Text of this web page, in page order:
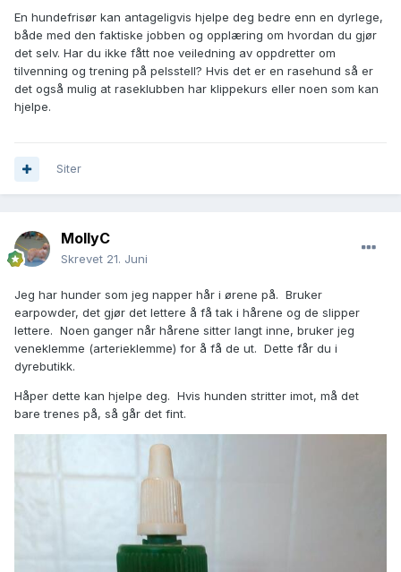
En hundefrisør kan antageligvis hjelpe deg bedre enn en dyrlege,
både med den faktiske jobben og opplæring om hvordan du gjør
det selv. Har du ikke fått noe veiledning av oppdretter om
tilvenning og trening på pelsstell? Hvis det er en rasehund så er
det også mulig at raseklubben har klippekurs eller noen som kan
hjelpe.
Siter
MollyC
Skrevet 21. Juni
Jeg har hunder som jeg napper hår i ørene på. Bruker
earpowder, det gjør det lettere å få tak i hårene og de slipper
lettere. Noen ganger når hårene sitter langt inne, bruker jeg
veneklemme (arterieklemme) for å få de ut. Dette får du i
dyrebutikk.
Håper dette kan hjelpe deg. Hvis hunden stritter imot, må det
bare trenes på, så går det fint.